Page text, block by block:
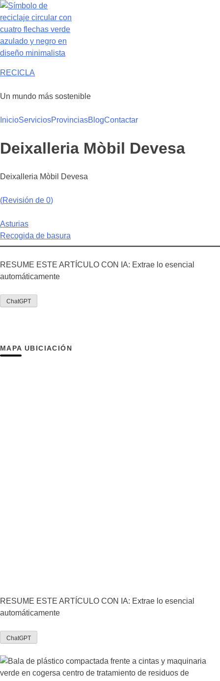
Saltar
al
contenido
RECICLA
Un mundo más sostenible
InicioServiciosProvinciasBlogContactar
Deixalleria Mòbil Devesa
Deixalleria Mòbil Devesa
(Revisión de 0)
Asturias
Recogida de basura
RESUME ESTE ARTÍCULO CON IA: Extrae lo esencial
automáticamente
ChatGPT
MAPA UBICIACIÓN
RESUME ESTE ARTÍCULO CON IA: Extrae lo esencial
automáticamente
ChatGPT